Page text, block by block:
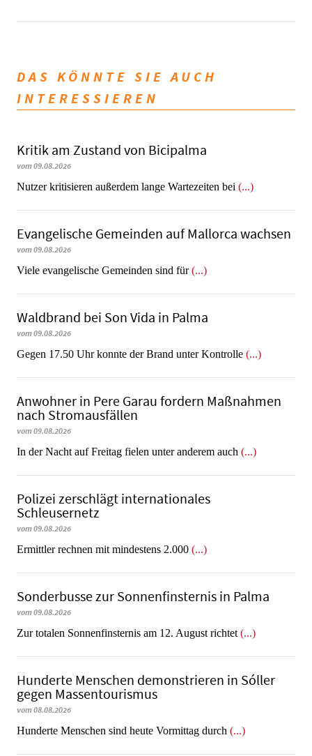
DAS KÖNNTE SIE AUCH
INTERESSIEREN
Kritik am Zustand von Bicipalma
vom 09.08.2026
Nutzer kritisieren außerdem lange Wartezeiten bei (...)
Evangelische Gemeinden auf Mallorca wachsen
vom 09.08.2026
Viele evangelische Gemeinden sind für(...)
Waldbrand bei Son Vida in Palma
vom 09.08.2026
Gegen 17.50 Uhr konnte der Brand unter Kontrolle (...)
Anwohner in Pere Garau fordern Maßnahmen
nach Stromausfällen
vom 09.08.2026
In der Nacht auf Freitag fielen unter anderem auch (...)
Polizei zerschlägt internationales
Schleusernetz
vom 09.08.2026
Ermittler rechnen mit mindestens 2.000 (...)
Sonderbusse zur Sonnenfinsternis in Palma
vom 09.08.2026
Zur totalen Sonnenfinsternis am 12. August richtet (...)
Hunderte Menschen demonstrieren in Sóller
gegen Massentourismus
vom 08.08.2026
Hunderte Menschen sind heute Vormittag durch (...)